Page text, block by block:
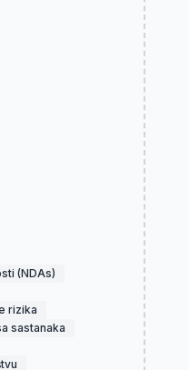
(NDAs)
rizika
sastanaka